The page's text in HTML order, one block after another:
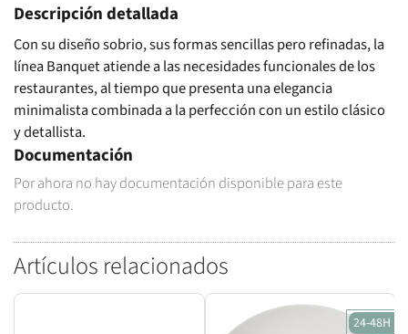
Descripción detallada
Con su diseño sobrio, sus formas sencillas pero refinadas, la
línea Banquet atiende a las necesidades funcionales de los
restaurantes, al tiempo que presenta una elegancia
minimalista combinada a la perfección con un estilo clásico
y detallista.
Documentación
Por ahora no hay documentación disponible para este
producto.
Artículos relacionados
24-48H